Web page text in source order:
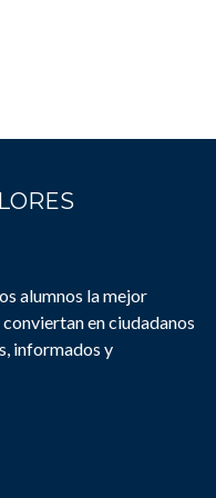
alumnos la mejor
en ciudadanos
informados y